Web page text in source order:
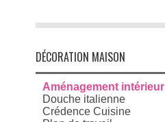
DÉCORATION MAISON
Aménagement intérieur
Douche italienne
Crédence Cuisine